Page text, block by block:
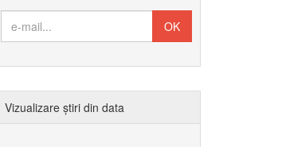
Vizualizare știri din data